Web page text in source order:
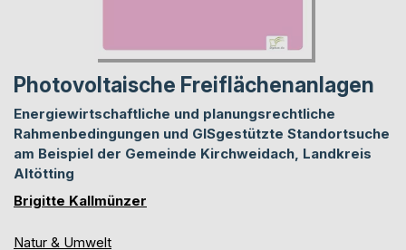
Photovoltaische Freiflächenanlagen
Energiewirtschaftliche und planungsrechtliche
Rahmenbedingungen und GISgestützte Standortsuche
am Beispiel der Gemeinde Kirchweidach, Landkreis
Altötting
Brigitte Kallmünzer
Natur & Umwelt